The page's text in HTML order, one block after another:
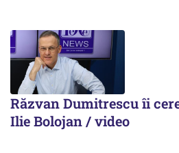
Răzvan Dumitrescu îi
Ilie Bolojan / video